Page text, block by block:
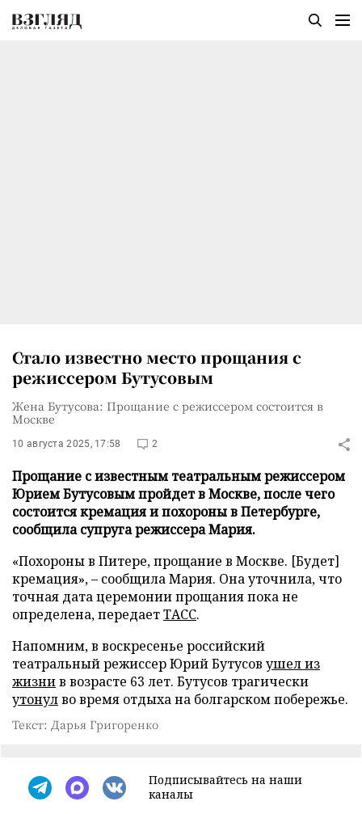
Стало известно место прощания с
режиссером Бутусовым
Жена Бутусова: Прощание с режиссером состоится в
Москве
10 августа 2025, 17:58 2
Прощание с известным театральным режиссером
Юрием Бутусовым пройдет в Москве, после чего
состоится кремация и похороны в Петербурге,
сообщила супруга режиссера Мария.
«Похороны в Питере, прощание в Москве. [Будет]
кремация», – сообщила Мария. Она уточнила, что
точная дата церемонии прощания пока не
определена, передаетТАСС.
Напомним, в воскресенье российский
театральный режиссер Юрий Бутусов ушел из
жизнив возрасте 63 лет. Бутусов трагически
утонулво время отдыха на болгарском побережье.
Текст: Дарья Григоренко
Подписывайтесь на наши
каналы